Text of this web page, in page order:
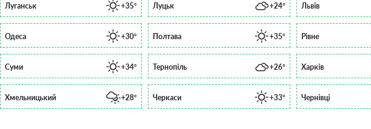
Луганськ +35° Луцьк +24° Львів
Одеса +30° Полтава +35° Рівне
Суми +34° Тернопіль +26° Харків
Хмельницький +28° Черкаси +33° Чернівці